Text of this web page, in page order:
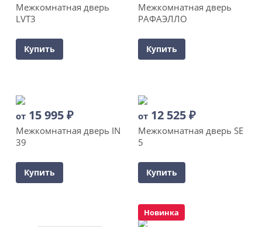
Межкомнатная дверь
LVT3
Купить
Межкомнатная дверь
РАФАЭЛЛО
Купить
от 15 995₽
Межкомнатная дверь IN
39
Купить
от 12 525₽
Межкомнатная дверь SE
5
Купить
Новинка